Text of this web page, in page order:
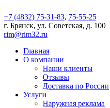
+7 (4832) 75-31-83, 75-55-25
г. Брянск, ул. Советская, д. 100
rim@rim32.ru
Главная
О компании
Наши клиенты
Отзывы
Доставка по России
Услуги
Наружная реклама